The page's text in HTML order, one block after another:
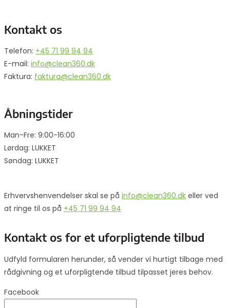
Kontakt os
Telefon: +45 71 99 94 94
E-mail: info@clean360.dk
Faktura: faktura@clean360.dk
Åbningstider
Man-Fre: 9:00-16:00
Lørdag: LUKKET
Søndag: LUKKET
Erhvervshenvendelser skal se på info@clean360.dk eller ved
at ringe til os på +45 71 99 94 94
Kontakt os for et uforpligtende tilbud
Udfyld formularen herunder, så vender vi hurtigt tilbage med
rådgivning og et uforpligtende tilbud tilpasset jeres behov.
Facebook